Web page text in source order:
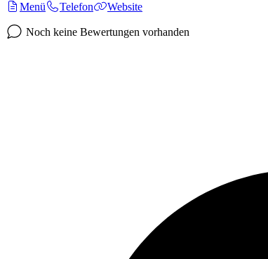
Menü
Telefon Website
Noch keine Bewertungen vorhanden